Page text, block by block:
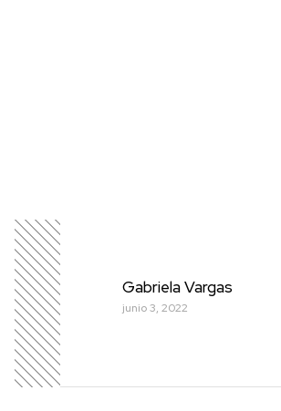
Gabriela Vargas
junio 3, 2022